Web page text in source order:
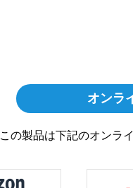
オンラ
この製品は下記のオンラ